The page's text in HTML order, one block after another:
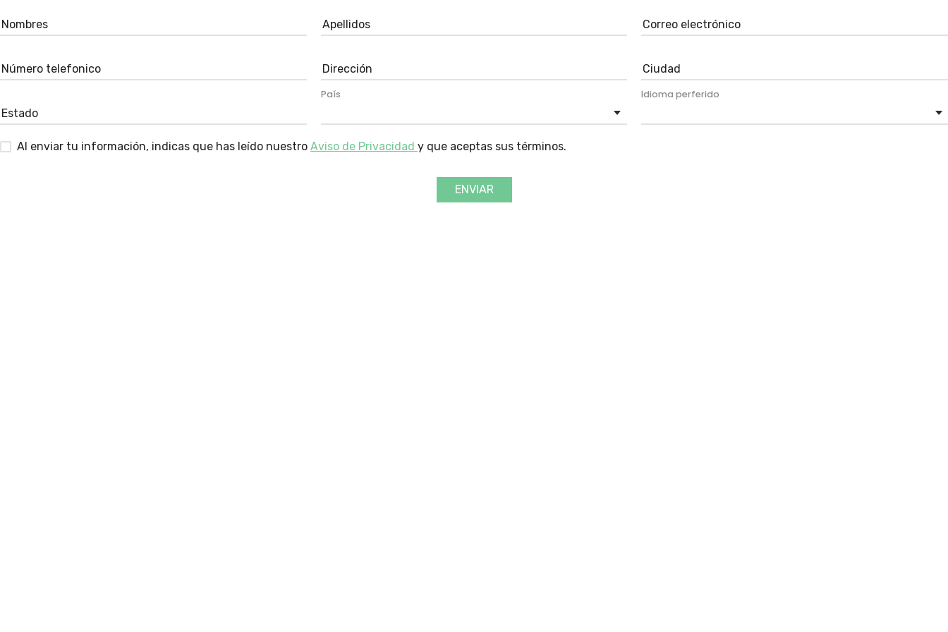
País Idioma perferido
Al enviar tu información, indicas que has leído nuestro Aviso de Privacidad y que aceptas sus términos.
ENVIAR